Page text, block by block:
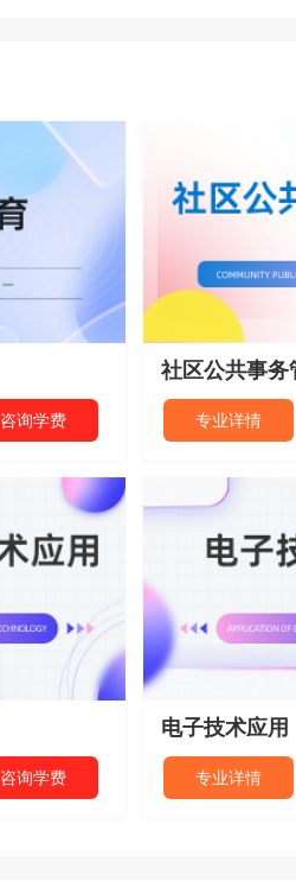
咨询学费
社区公共事务
专业详情
咨询学费
电子技术应用
专业详情